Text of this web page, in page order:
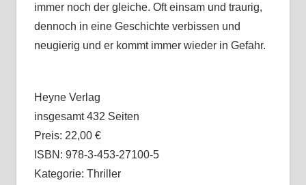
immer noch der gleiche. Oft einsam und traurig,
dennoch in eine Geschichte verbissen und
neugierig und er kommt immer wieder in Gefahr.
Heyne Verlag
insgesamt 432 Seiten
Preis: 22,00 €
ISBN: 978-3-453-27100-5
Kategorie: Thriller